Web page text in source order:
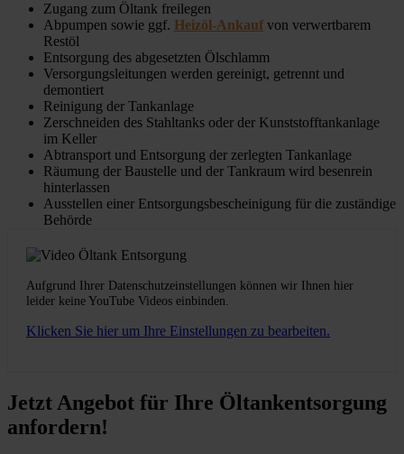
Zugang zum Öltank freilegen
Abpumpen sowie ggf. Heizöl-Ankauf von verwertbarem
Restöl
Entsorgung des abgesetzten Ölschlamm
Versorgungsleitungen werden gereinigt, getrennt und
demontiert
Reinigung der Tankanlage
Zerschneiden des Stahltanks oder der Kunststofftankanlage
im Keller
Abtransport und Entsorgung der zerlegten Tankanlage
Räumung der Baustelle und der Tankraum wird besenrein
hinterlassen
Ausstellen einer Entsorgungsbescheinigung für die zuständige
Behörde
Aufgrund Ihrer Datenschutzeinstellungen können wir Ihnen hier
leider keine YouTube Videos einbinden.
Klicken Sie hier um Ihre Einstellungen zu bearbeiten.
Jetzt Angebot für Ihre Öltankentsorgung
anfordern!